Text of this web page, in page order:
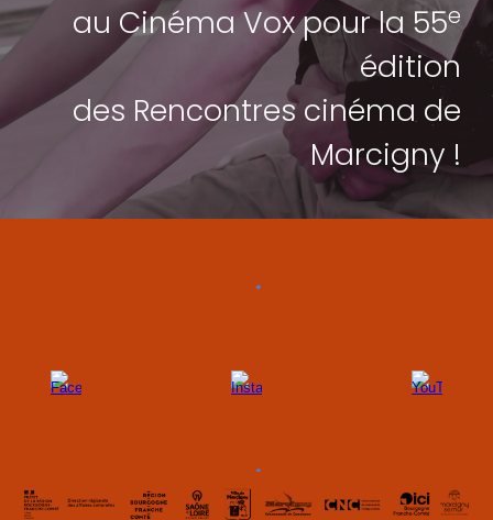
au Cinéma Vox pour la 55e
édition
des Rencontres cinéma de
Marcigny !